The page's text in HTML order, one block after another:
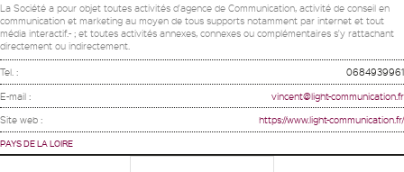
La Société a pour objet toutes activités d'agence de Communication, activité de conseil en
communication et marketing au moyen de tous supports notamment par internet et tout
média interactif.- ; et toutes activités annexes, connexes ou complémentaires s'y rattachant
directement ou indirectement.
Tel. : 0684939961
E-mail : vincent@light-communication.fr
Site web : https://www.light-communication.fr/
PAYS DE LA LOIRE